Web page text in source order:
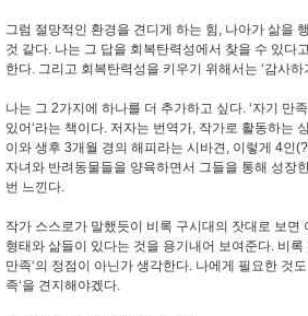
그럼 절망적인 환경을 견디게 하는 힘, 나아가 삶을
것 같다. 나는 그 답을 회복탄력성에서 찾을 수 있다
한다. 그리고 회복탄력성을 키우기 위해서는 ‘감사하
나는 그 2가지에 하나를 더 추가하고 싶다. ‘자기 만
있어‘라는 책이다. 저자는 번역가, 작가로 활동하는
이와 생후 3개월 경의 해피라는 시바견, 이렇게 4인
자녀와 반려동물들을 양육하면서 그들을 통해 성장
번 느낀다.
작가 스스로가 말했듯이 비록 구시대의 잣대로 보면
형태와 삶들이 있다는 것을 용기내어 보여준다. 비
만족‘의 정점이 아닌가 생각한다. 나에게 필요한 것
족‘을 견지해야겠다.